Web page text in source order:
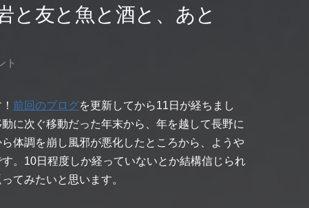
と友と魚と酒と、あと
ト
前回のブログを更新してから11日が経ちまし
に次ぐ移動だった年末から、年を越して長野に
体調を崩し風邪が悪化したところから、ようや
。10日程度しか経っていないとか結構信じられ
てみたいと思います。